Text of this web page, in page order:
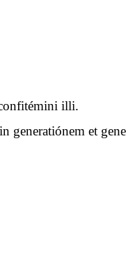
illi.
et